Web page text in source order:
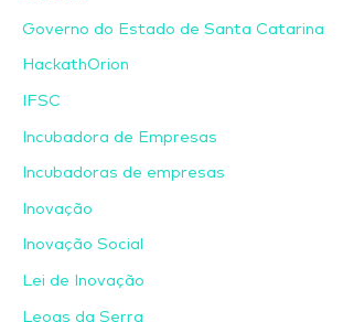
Governo do Estado de Santa Catarina
HackathOrion
IFSC
Incubadora de Empresas
Incubadoras de empresas
Inovação
Inovação Social
Lei de Inovação
Leoas da Serra